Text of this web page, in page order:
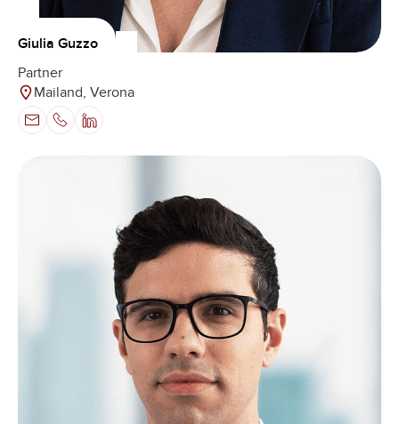
Giulia Guzzo
Partner
Mailand, Verona